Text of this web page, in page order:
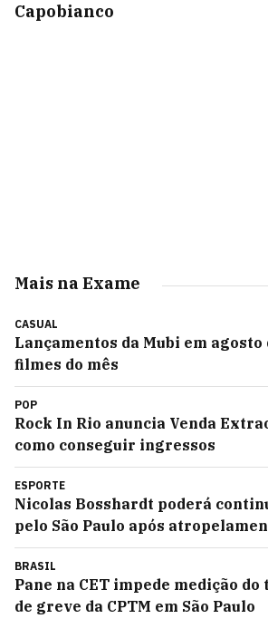
Capobianco
Mais na Exame
CASUAL
Lançamentos da Mubi em agosto
filmes do mês
POP
Rock In Rio anuncia Venda
como conseguir ingressos
ESPORTE
Nicolas Bosshardt poderá
pelo São Paulo após
BRASIL
Pane na CET impede medição
de greve da CPTM em São Paulo